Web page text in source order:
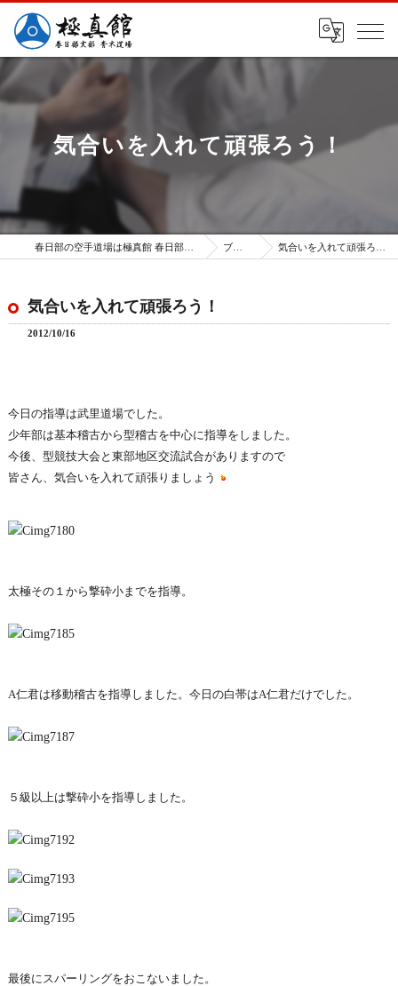
気合いを入れて頑張ろう！
春日部の空手道場は極真館 春日部支部 ブログ 気合いを入れて頑張ろう！
気合いを入れて頑張ろう！
2012/10/16
今日の指導は武里道場でした。
少年部は基本稽古から型稽古を中心に指導をしました。
今後、型競技大会と東部地区交流試合がありますので
皆さん、気合いを入れて頑張りましょう
太極その１から撃砕小までを指導。
A仁君は移動稽古を指導しました。今日の白帯はA仁君だけでした。
５級以上は撃砕小を指導しました。
最後にスパーリングをおこないました。